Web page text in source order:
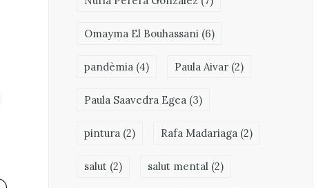
Omayma El Bouhassani (6)
pandèmia (4) Paula Aivar (2)
Paula Saavedra Egea (3)
pintura (2) Rafa Madariaga (2)
salut (2) salut mental (2)